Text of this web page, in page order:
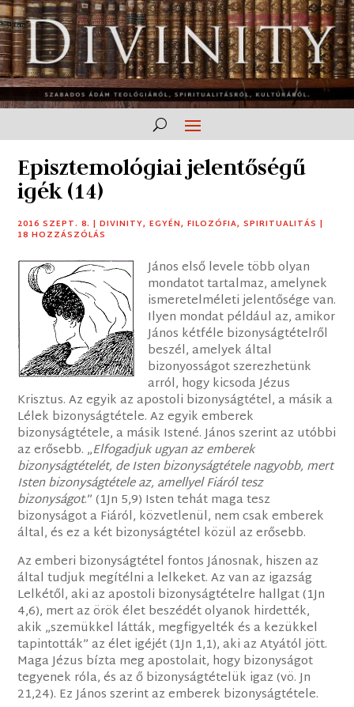
Episztemológiai jelentőségű
igék (14)
2016 SZEPT. 8. |DIVINITY,EGYÉN,FILOZÓFIA,SPIRITUALITÁS |
18 HOZZÁSZÓLÁS
János első levele több olyan
mondatot tartalmaz, amelynek
ismeretelméleti jelentősége van.
Ilyen mondat például az, amikor
János kétféle bizonyságtételről
beszél, amelyek által
bizonyosságot szerezhetünk
arról, hogy kicsoda Jézus
Krisztus. Az egyik az apostoli bizonyságtétel, a másik a
Lélek bizonyságtétele. Az egyik emberek
bizonyságtétele, a másik Istené. János szerint az utóbbi
az erősebb. „Elfogadjuk ugyan az emberek
bizonyságtételét, de Isten bizonyságtétele nagyobb, mert
Isten bizonyságtétele az, amellyel Fiáról tesz
bizonyságot.” (1Jn 5,9) Isten tehát maga tesz
bizonyságot a Fiáról, közvetlenül, nem csak emberek
által, és ez a két bizonyságtétel közül az erősebb.
Az emberi bizonyságtétel fontos Jánosnak, hiszen az
által tudjuk megítélni a lelkeket. Az van az igazság
Lelkétől, aki az apostoli bizonyságtételre hallgat (1Jn
4,6), mert az örök élet beszédét olyanok hirdették,
akik „szemükkel látták, megfigyelték és a kezükkel
tapintották” az élet igéjét (1Jn 1,1), aki az Atyától jött.
Maga Jézus bízta meg apostolait, hogy bizonyságot
tegyenek róla, és az ő bizonyságtételük igaz (vö. Jn
21,24). Ez János szerint az emberek bizonyságtétele.